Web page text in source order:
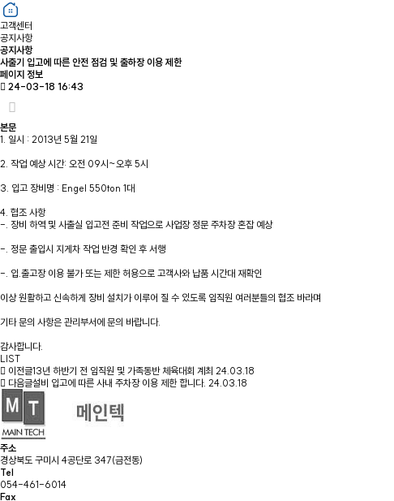
고객센터
공지사항
공지사항
사출기 입고에 따른 안전 점검 및 출하장 이용 제한
페이지 정보
24-03-18 16:43
본문
1. 일시 : 2013년 5월 21일
2. 작업 예상 시간: 오전 09시~오후 5시
3. 입고 장비명 : Engel 550ton 1대
4. 협조 사항
-. 장비 하역 및 사출실 입고전 준비 작업으로 사업장 정문 주차장 혼잡 예상
-. 정문 출입시 지게차 작업 반경 확인 후 서행
-. 입.출고장 이용 불가 또는 제한 허용으로 고객사와 납품 시간대 재확인
이상 원활하고 신속하게 장비 설치가 이루어 질 수 있도록 임직원 여러분들의 협조 바라며
기타 문의 사항은 관리부서에 문의 바랍니다.
감사합니다.
LIST
이전글13년 하반기 전 임직원 및 가족동반 체육대회 계최 24.03.18
다음글설비 입고에 따른 사내 주차장 이용 제한 합니다. 24.03.18
주소
경상북도 구미시 4공단로 347(금전동)
Tel
054-461-6014
Fax